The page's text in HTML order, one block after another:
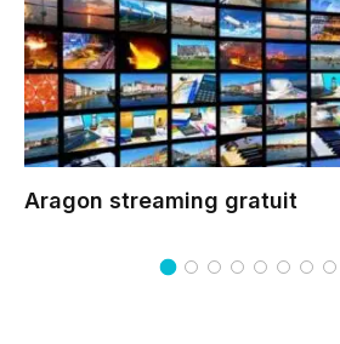
Aragon streaming gratuit